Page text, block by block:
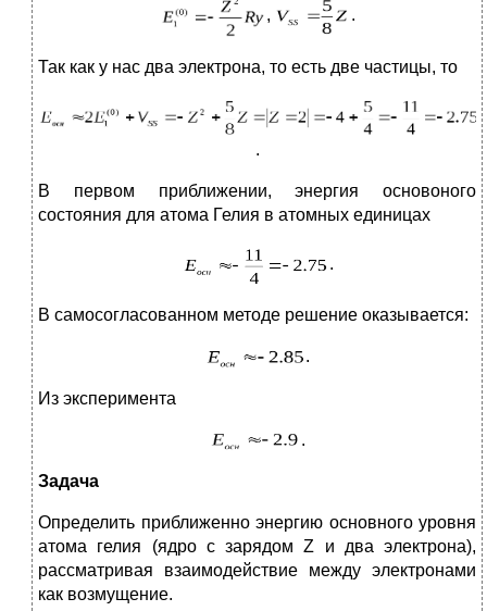
, .
Так как у нас два электрона, то есть две частицы, то
.
В первом приближении, энергия основоного
состояния для атома Гелия в атомных единицах
.
В самосогласованном методе решение оказывается:
.
Из эксперимента
.
Задача
Определить приближенно энергию основного уровня
атома гелия (ядро с зарядом Z и два электрона),
рассматривая взаимодействие между электронами
как возмущение.